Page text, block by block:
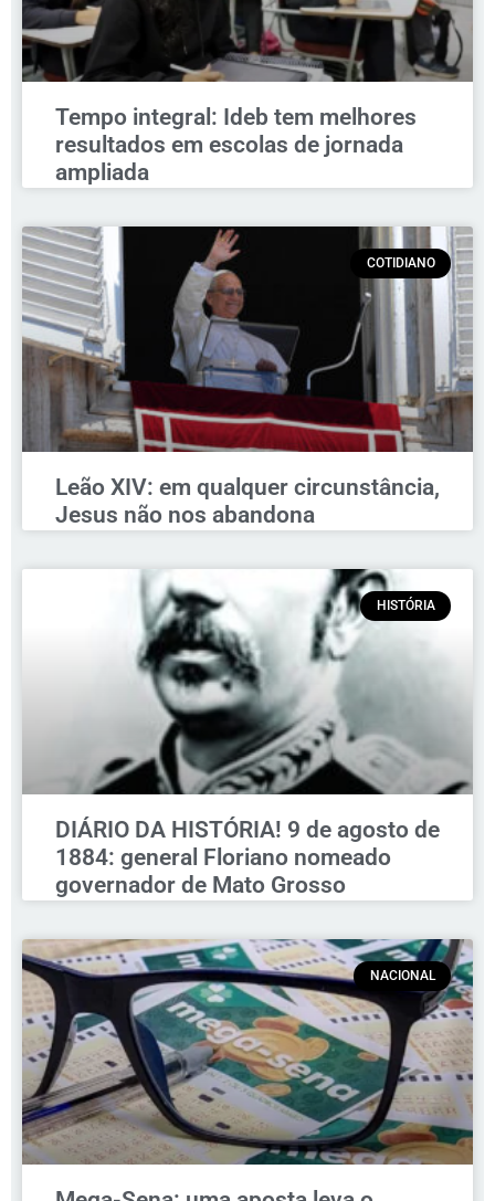
Tempo integral: Ideb tem melhores
resultados em escolas de jornada
ampliada
COTIDIANO
Leão XIV: em qualquer circunstância,
Jesus não nos abandona
HISTÓRIA
DIÁRIO DA HISTÓRIA! 9 de agosto de
1884: general Floriano nomeado
governador de Mato Grosso
NACIONAL